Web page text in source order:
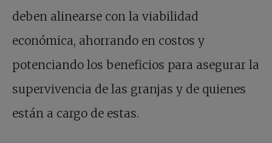
deben alinearse con la viabilidad
económica, ahorrando en costos y
potenciando los beneficios para asegurar la
supervivencia de las granjas y de quienes
están a cargo de estas.